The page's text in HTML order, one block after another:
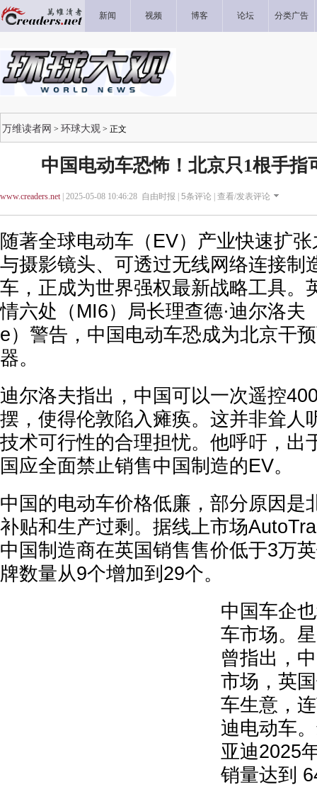
新闻 视频 博客 论坛 分类广告
万维读者网 > 环球大观 > 正文
中国电动车恐怖！北京只1根手指
www.creaders.net| 2025-05-08 10:46:28 自由时报 | 5条评论 | 查看/发表评论
随著全球电动车（EV）产业快速扩
与摄影镜头、可透过无线网络连接制
车，正成为世界强权最新战略工具。
情六处（MI6）局长理查德·迪尔洛夫
e）警告，中国电动车恐成为北京干
器。
迪尔洛夫指出，中国可以一次遥控
摆，使得伦敦陷入瘫痪。这并非耸人
技术可行性的合理担忧。他呼吁，出
国应全面禁止销售中国制造的EV。
中国的电动车价格低廉，部分原因是
补贴和生产过剩。据线上市场
中国制造商在英国销售售价低于3万
牌数量从9个增加到29个。
中国车企
车市场。
曾指出，
市场，英
车生意，
迪电动车
亚迪2025
销量达到